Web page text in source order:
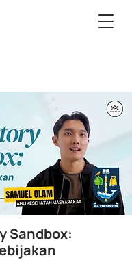
Sandbox: